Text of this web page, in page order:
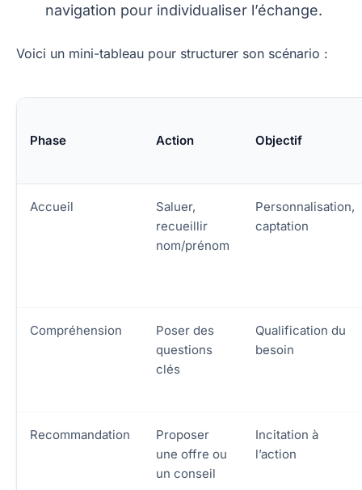
navigation pour individualiser l’échange.
Voici un mini-tableau pour structurer son scénario :
Phase Action Objectif
Accueil
Saluer,
recueillir
nom/prénom
Personnalisation,
captation
Compréhension
Poser des
questions
clés
Qualification du
besoin
Recommandation
Proposer
une offre ou
un conseil
Incitation à
l’action